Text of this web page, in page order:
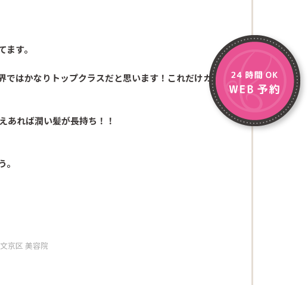
す。
はかなりトップクラスだと思います！これだけカラ
あれば潤い髪が長持ち！！
京区 美容院